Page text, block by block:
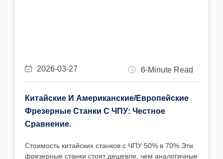
2026-03-27 6-Minute Read
Китайские И Американские/европейские
Фрезерные Станки С ЧПУ: Честное
Сравнение.
Стоимость китайских станков с ЧПУ 50% в 70% Эти
фрезерные станки стоят дешевле, чем аналогичные